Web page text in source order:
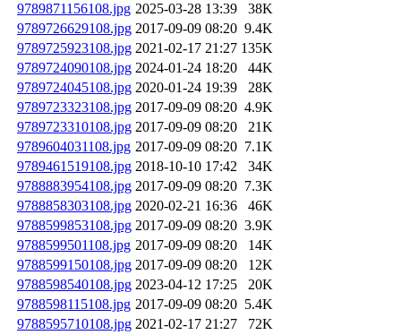
9789871156108.jpg 2025-03-28 13:39
38K
9789726629108.jpg 2017-09-09 08:20 9.4K
9789725923108.jpg 2021-02-17 21:27 135K
9789724090108.jpg 2024-01-24 18:20
44K
9789724045108.jpg 2020-01-24 19:39
28K
9789723323108.jpg 2017-09-09 08:20 4.9K
9789723310108.jpg 2017-09-09 08:20
21K
9789604031108.jpg 2017-09-09 08:20 7.1K
9789461519108.jpg 2018-10-10 17:42
34K
9788883954108.jpg 2017-09-09 08:20 7.3K
9788858303108.jpg 2020-02-21 16:36
46K
9788599853108.jpg 2017-09-09 08:20 3.9K
9788599501108.jpg 2017-09-09 08:20
14K
9788599150108.jpg 2017-09-09 08:20
12K
9788598540108.jpg 2023-04-12 17:25
20K
9788598115108.jpg 2017-09-09 08:20 5.4K
9788595710108.jpg 2021-02-17 21:27
72K